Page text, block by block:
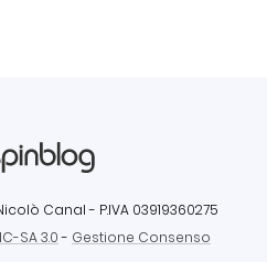
Canal - P.IVA 03919360275
SA 3.0- Gestione Consenso